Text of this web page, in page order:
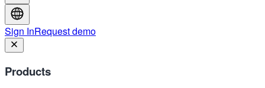
Sign InRequest demo
Products